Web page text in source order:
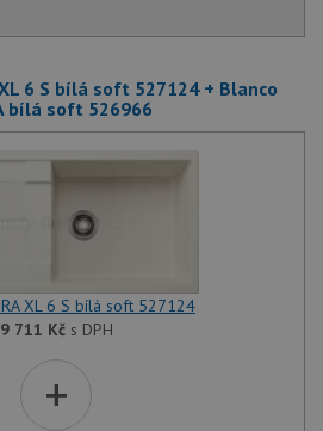
XL 6 S bílá soft 527124 + Blanco
bílá soft 526966
XL 6 S bílá soft 527124
9 711 Kčs DPH
+